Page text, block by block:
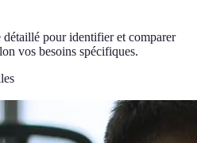
pour identifier et comparer
vos besoins spécifiques.